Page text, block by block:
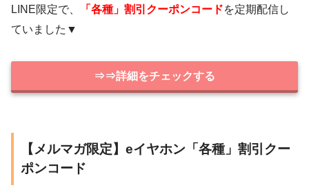
LINE限定で、 「各種」割引クーポンコードを定期配信し
ていました▼
⇒⇒詳細をチェックする
【メルマガ限定】eイヤホン「各種」割引クー
ポンコード